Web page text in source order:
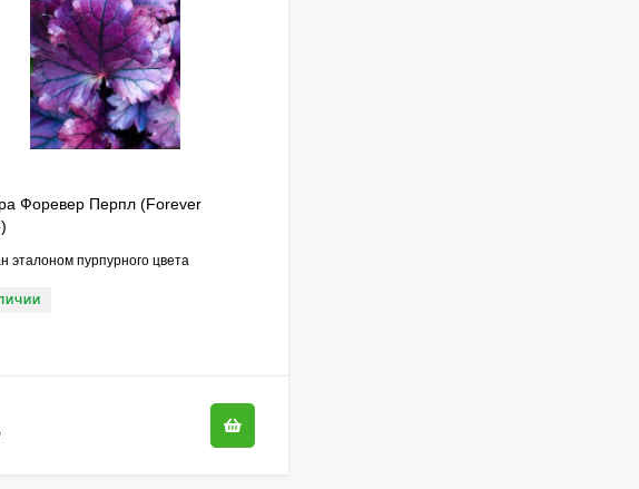
Форевер Перпл (Forever
эталоном пурпурного цвета